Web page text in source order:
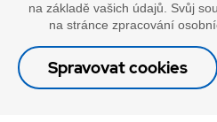
”Lepíme s
© Oficiální stránky
na základě vašich údajů. Svůj
na stránce zpracování
Spravovat cookies